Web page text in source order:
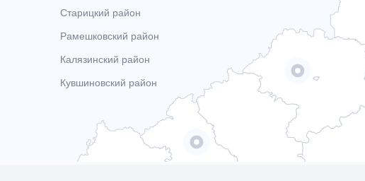
Старицкий район
Рамешковский район
Калязинский район
Кувшиновский район